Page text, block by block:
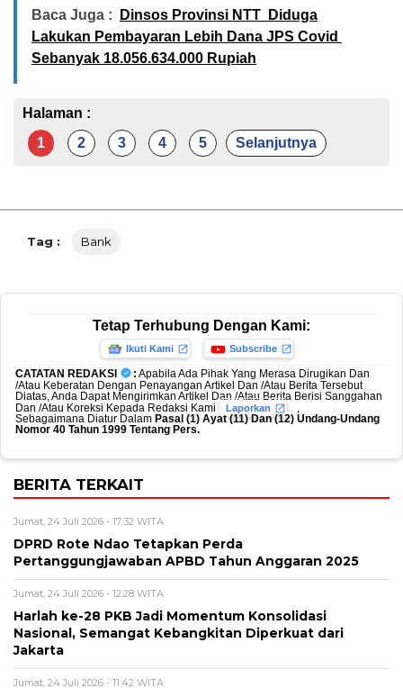
Baca Juga :
Dinsos Provinsi NTT Diduga
Lakukan Pembayaran Lebih Dana JPS Covid
Sebanyak 18.056.634.000 Rupiah
Halaman :
1
2 3 4 5 Selanjutnya
Tag : Bank
Tetap Terhubung Dengan Kami:
Ikuti Kami Subscribe
CATATAN REDAKSI : Apabila Ada Pihak Yang Merasa Dirugikan Dan
/Atau Keberatan Dengan Penayangan Artikel Dan /Atau Berita Tersebut
Diatas, Anda Dapat Mengirimkan Artikel Dan /Atau Berita Berisi Sanggahan
Dan /Atau Koreksi Kepada Redaksi Kami
Laporkan
Sebagaimana Diatur Dalam Pasal (1) Ayat (11) Dan (12) Undang-Undang
Nomor 40 Tahun 1999 Tentang Pers.
BERITA TERKAIT
Jumat, 24 Juli 2026 - 17:32 WITA
DPRD Rote Ndao Tetapkan Perda
Pertanggungjawaban APBD Tahun Anggaran 2025
Jumat, 24 Juli 2026 - 12:28 WITA
Harlah ke-28 PKB Jadi Momentum Konsolidasi
Nasional, Semangat Kebangkitan Diperkuat dari
Jakarta
Jumat, 24 Juli 2026 - 11:42 WITA